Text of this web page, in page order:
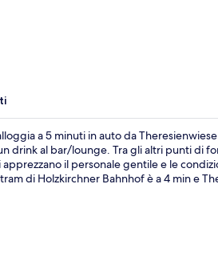
a 5 minuti in auto da
drink al bar/lounge. Tra gli altri punti di
il personale gentile e le
di Holzkirchner Bahnhof è a 4 min e